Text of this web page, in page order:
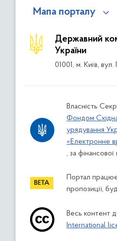
Мапа порталу
Державний
України
01001, м. Київ,
Власність
Фондом
урядування
«Електронне
, за фінансової
Портал
пропозиції,
Весь контент
International